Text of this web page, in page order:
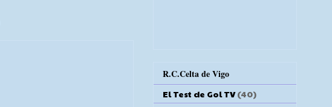
R.C.Celta de Vigo
El Test de Gol TV (40)